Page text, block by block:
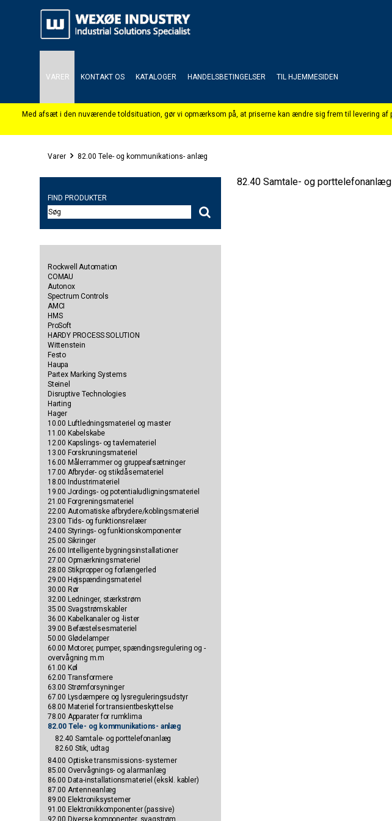
VARER KONTAKT OS KATALOGER HANDELSBETINGELSER TIL HJEMMESIDEN
Varer 82.00 Tele- og kommunikations- anlæg
FIND PRODUKTER
Rockwell Automation
COMAU
Autonox
Spectrum Controls
AMCI
HMS
ProSoft
HARDY PROCESS SOLUTION
Wittenstein
Festo
Haupa
Partex Marking Systems
Steinel
Disruptive Technologies
Harting
Hager
10.00 Luftledningsmateriel og master
11.00 Kabelskabe
12.00 Kapslings- og tavlemateriel
13.00 Forskruningsmateriel
16.00 Målerrammer og gruppeafsætninger
17.00 Afbryder- og stikdåsemateriel
18.00 Industrimateriel
19.00 Jordings- og potentialudligningsmateriel
21.00 Forgreningsmateriel
22.00 Automatiske afbrydere/koblingsmateriel
23.00 Tids- og funktionsrelæer
24.00 Styrings- og funktionskomponenter
25.00 Sikringer
26.00 Intelligente bygningsinstallationer
27.00 Opmærkningsmateriel
28.00 Stikpropper og forlængerled
29.00 Højspændingsmateriel
30.00 Rør
32.00 Ledninger, stærkstrøm
35.00 Svagstrømskabler
36.00 Kabelkanaler og -lister
39.00 Befæstelsesmateriel
50.00 Glødelamper
60.00 Motorer, pumper, spændingsregulering og -
overvågning m.m
61.00 Køl
62.00 Transformere
63.00 Strømforsyninger
67.00 Lysdæmpere og lysreguleringsudstyr
68.00 Materiel for transientbeskyttelse
78.00 Apparater for rumklima
82.00 Tele- og kommunikations- anlæg
82.40 Samtale- og porttelefonanlæg
82.60 Stik, udtag
84.00 Optiske transmissions- systemer
85.00 Overvågnings- og alarmanlæg
86.00 Data-installationsmateriel (ekskl. kabler)
87.00 Antenneanlæg
89.00 Elektroniksystemer
91.00 Elektronikkomponenter (passive)
82.40 Samtale- og porttelefonanlæg